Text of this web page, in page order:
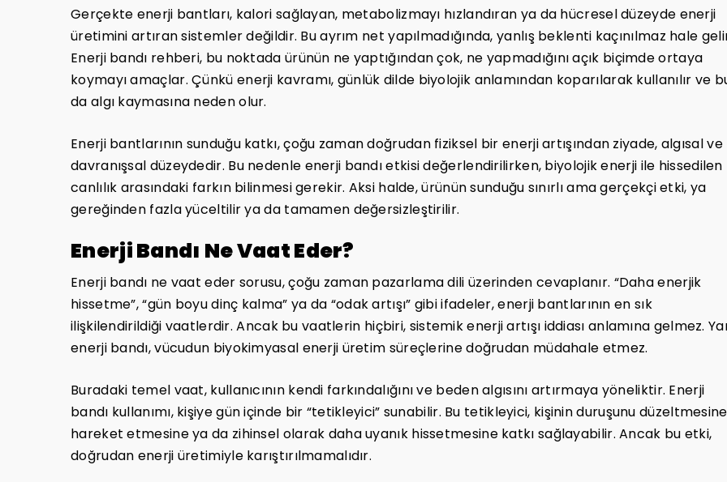
Gerçekte enerji bantları, kalori sağlayan, metabolizmayı hızlandıran ya da hücresel düzeyde enerji
üretimini artıran sistemler değildir. Bu ayrım net yapılmadığında, yanlış beklenti kaçınılmaz hale
Enerji bandı rehberi, bu noktada ürünün ne yaptığından çok, ne yapmadığını açık biçimde ortaya
koymayı amaçlar. Çünkü enerji kavramı, günlük dilde biyolojik anlamından koparılarak kullanılır ve
da algı kaymasına neden olur.
Enerji bantlarının sunduğu katkı, çoğu zaman doğrudan fiziksel bir enerji artışından ziyade, algısal ve
davranışsal düzeydedir. Bu nedenle enerji bandı etkisi değerlendirilirken, biyolojik enerji ile hissedilen
canlılık arasındaki farkın bilinmesi gerekir. Aksi halde, ürünün sunduğu sınırlı ama gerçekçi etki, ya
gereğinden fazla yüceltilir ya da tamamen değersizleştirilir.
Enerji Bandı Ne Vaat Eder?
Enerji bandı ne vaat eder sorusu, çoğu zaman pazarlama dili üzerinden cevaplanır. “Daha enerjik
hissetme”, “gün boyu dinç kalma” ya da “odak artışı” gibi ifadeler, enerji bantlarının en sık
ilişkilendirildiği vaatlerdir. Ancak bu vaatlerin hiçbiri, sistemik enerji artışı iddiası anlamına gelmez.
enerji bandı, vücudun biyokimyasal enerji üretim süreçlerine doğrudan müdahale etmez.
Buradaki temel vaat, kullanıcının kendi farkındalığını ve beden algısını artırmaya yöneliktir. Enerji
bandı kullanımı, kişiye gün içinde bir “tetikleyici” sunabilir. Bu tetikleyici, kişinin duruşunu
hareket etmesine ya da zihinsel olarak daha uyanık hissetmesine katkı sağlayabilir. Ancak bu etki,
doğrudan enerji üretimiyle karıştırılmamalıdır.